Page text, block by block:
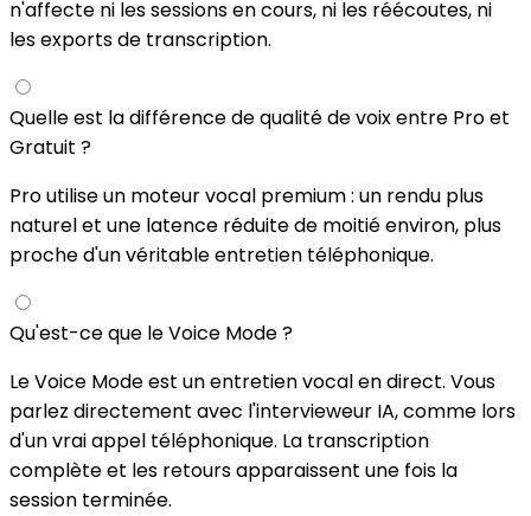
n'affecte ni les sessions en cours, ni les réécoutes, ni
les exports de transcription.
Quelle est la différence de qualité de voix entre Pro et
Gratuit ?
Pro utilise un moteur vocal premium : un rendu plus
naturel et une latence réduite de moitié environ, plus
proche d'un véritable entretien téléphonique.
Qu'est-ce que le Voice Mode ?
Le Voice Mode est un entretien vocal en direct. Vous
parlez directement avec l'intervieweur IA, comme lors
d'un vrai appel téléphonique. La transcription
complète et les retours apparaissent une fois la
session terminée.